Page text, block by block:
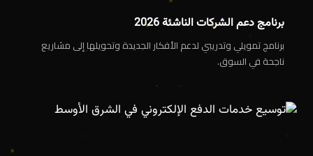
برنامج دعم الشركات الناشئة 2026
برنامج تمويلي وتدريبي لدعم الأفكار الجديدة وتحويلها إلى مشاريع
ناجحة في السوق.